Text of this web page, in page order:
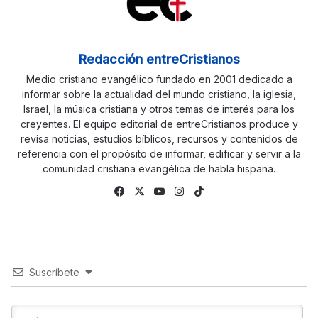
Redacción entreCristianos
Medio cristiano evangélico fundado en 2001 dedicado a
informar sobre la actualidad del mundo cristiano, la iglesia,
Israel, la música cristiana y otros temas de interés para los
creyentes. El equipo editorial de entreCristianos produce y
revisa noticias, estudios bíblicos, recursos y contenidos de
referencia con el propósito de informar, edificar y servir a la
comunidad cristiana evangélica de habla hispana.
Facebook
X YouTubeInstagram
Suscríbete